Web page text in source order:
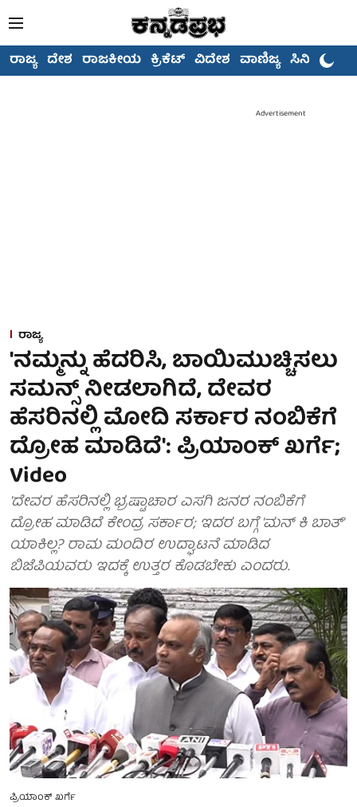
ರಾಜ್ಯ ದೇಶ ರಾಜಕೀಯ ಕ್ರಿಕೆಟ್ ವಿದೇಶ ವಾಣಿಜ್ಯ ಸಿನಿಮಾ
Advertisement
ರಾಜ್ಯ
'ನಮ್ಮನ್ನು ಹೆದರಿಸಿ, ಬಾಯಿಮುಚ್ಚಿಸಲು
ಸಮನ್ಸ್ ನೀಡಲಾಗಿದೆ, ದೇವರ
ಹೆಸರಿನಲ್ಲಿ ಮೋದಿ ಸರ್ಕಾರ ನಂಬಿಕೆಗೆ
ದ್ರೋಹ ಮಾಡಿದೆ': ಪ್ರಿಯಾಂಕ್ ಖರ್ಗೆ;
Video
'ದೇವರ ಹೆಸರಿನಲ್ಲಿ ಭ್ರಷ್ಟಾಚಾರ ಎಸಗಿ ಜನರ ನಂಬಿಕೆಗೆ
ದ್ರೋಹ ಮಾಡಿದೆ ಕೇಂದ್ರ ಸರ್ಕಾರ; ಇದರ ಬಗ್ಗೆ 'ಮನ್ ಕಿ ಬಾತ್'
ಯಾಕಿಲ್ಲ? ರಾಮ ಮಂದಿರ ಉದ್ಘಾಟನೆ ಮಾಡಿದ
ಬಿಜೆಪಿಯವರು ಇದಕ್ಕೆ ಉತ್ತರ ಕೊಡಬೇಕು ಎಂದರು.
ಪ್ರಿಯಾಂಕ್ ಖರ್ಗೆ